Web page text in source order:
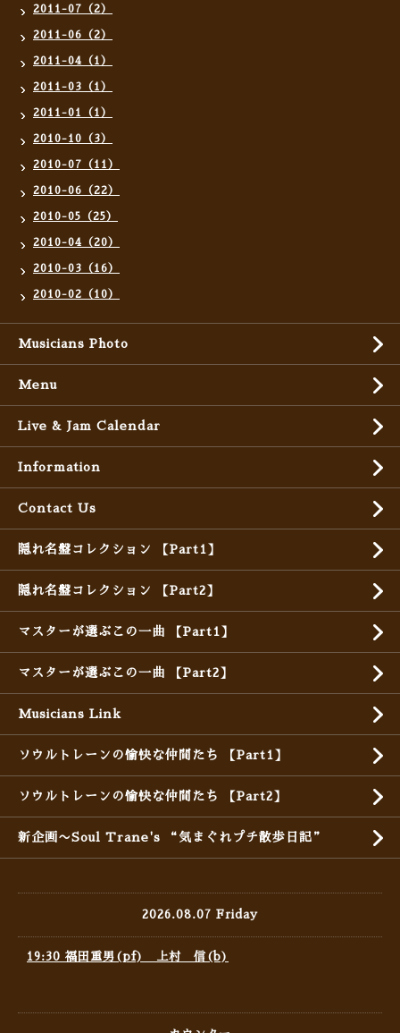
2011-07（2）
2011-06（2）
2011-04（1）
2011-03（1）
2011-01（1）
2010-10（3）
2010-07（11）
2010-06（22）
2010-05（25）
2010-04（20）
2010-03（16）
2010-02（10）
Musicians Photo
Menu
Live & Jam Calendar
Information
Contact Us
隠れ名盤コレクション 【Part1】
隠れ名盤コレクション 【Part2】
マスターが選ぶこの一曲 【Part1】
マスターが選ぶこの一曲 【Part2】
Musicians Link
ソウルトレーンの愉快な仲間たち 【Part1】
ソウルトレーンの愉快な仲間たち 【Part2】
新企画〜Soul Trane's “気まぐれプチ散歩日記”
2026.08.07 Friday
19:30 福田重男(pf) 上村 信(b)